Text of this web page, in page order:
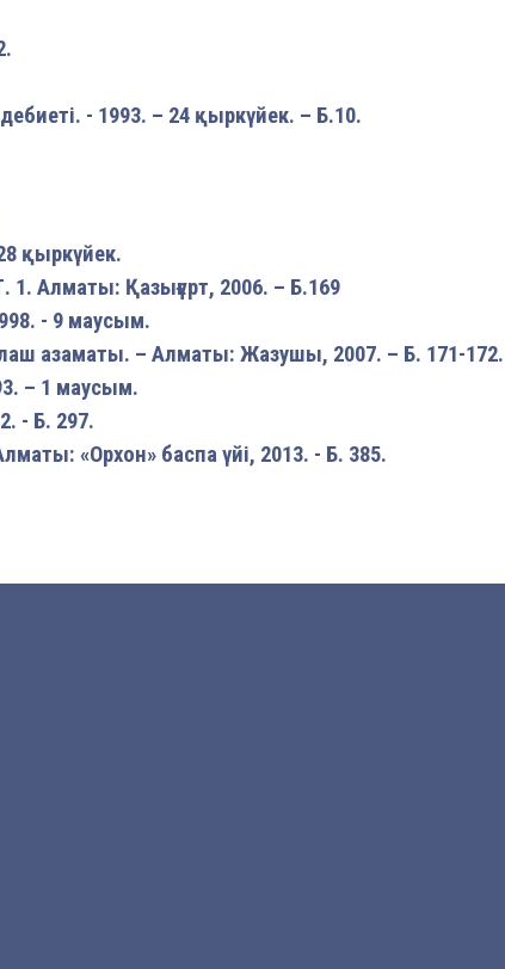
- 1993. – 24 қыркүйек. – Б.10.
қыркүйек.
1. Алматы: Қазығұрт, 2006. – Б.169
- 9 маусым.
азаматы. – Алматы: Жазушы, 2007. – Б. 171-172.
– 1 маусым.
- Б. 297.
«Орхон» баспа үйі, 2013. - Б. 385.